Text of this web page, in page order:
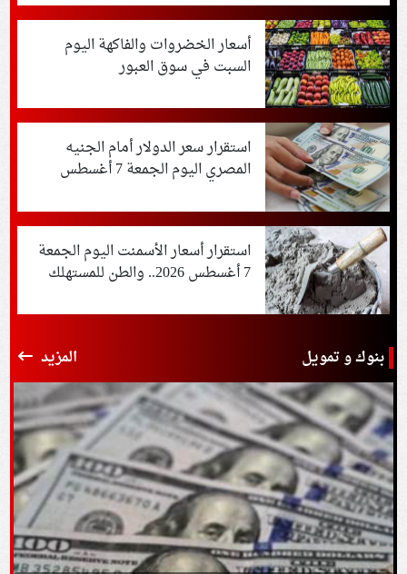
أسعار الخضروات والفاكهة اليوم
السبت في سوق العبور
استقرار سعر الدولار أمام الجنيه
المصري اليوم الجمعة 7 أغسطس
استقرار أسعار الأسمنت اليوم الجمعة
7 أغسطس 2026.. والطن للمستهلك
بنوك و تمويل المزيد